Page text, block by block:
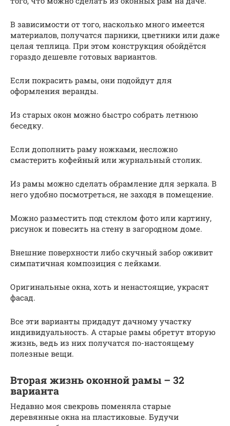
В зависимости от того, насколько много имеется
материалов, получатся парники, цветники или даже
целая теплица. При этом конструкция обойдётся
гораздо дешевле готовых вариантов.
Если покрасить рамы, они подойдут для
оформления веранды.
Из старых окон можно быстро собрать летнюю
беседку.
Если дополнить раму ножками, несложно
смастерить кофейный или журнальный столик.
Из рамы можно сделать обрамление для зеркала. В
него удобно посмотреться, не заходя в помещение.
Можно разместить под стеклом фото или картину,
рисунок и повесить на стену в загородном доме.
Внешние поверхности либо скучный забор оживит
симпатичная композиция с лейками.
Оригинальные окна, хоть и ненастоящие, украсят
фасад.
Все эти варианты придадут дачному участку
индивидуальность. А старые рамы обретут вторую
жизнь, ведь из них получатся по-настоящему
полезные вещи.
Вторая жизнь оконной рамы – 32
варианта
Недавно моя свекровь поменяла старые
деревянные окна на пластиковые. Будучи